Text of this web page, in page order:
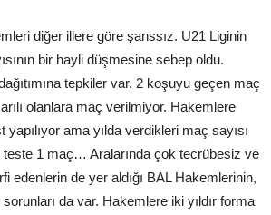
diğer illere göre şanssız. U21 Liginin
bir hayli düşmesine sebep oldu.
tepkiler var. 2 koşuyu geçen maç
olanlara maç verilmiyor. Hakemlere
yapılıyor ama yılda verdikleri maç sayısı
1 maç… Aralarında çok tecrübesiz ve
edenlerin de yer aldığı BAL Hakemlerinin,
da var. Hakemlere iki yıldır forma